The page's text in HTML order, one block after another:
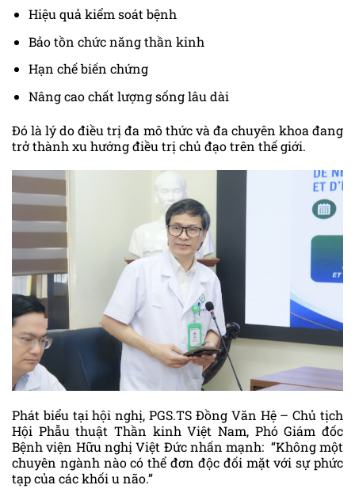
Hiệu quả kiểm soát bệnh
Bảo tồn chức năng thần kinh
Hạn chế biến chứng
Nâng cao chất lượng sống lâu dài
Đó là lý do điều trị đa mô thức và đa chuyên khoa đang
trở thành xu hướng điều trị chủ đạo trên thế giới.
Phát biểu tại hội nghị, PGS.TS Đồng Văn Hệ – Chủ tịch
Hội Phẫu thuật Thần kinh Việt Nam, Phó Giám đốc
Bệnh viện Hữu nghị Việt Đức nhấn mạnh: “Không một
chuyên ngành nào có thể đơn độc đối mặt với sự phức
tạp của các khối u não.”